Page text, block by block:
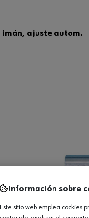
imán, ajuste autom.
Información sobre
Este sitio web emplea cookies